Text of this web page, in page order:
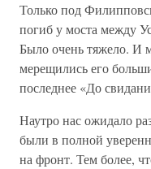
Только под
погиб у моста между
Было очень тяжело. И
мерещились его
последнее «До
Наутро нас ожидало
были в полной
на фронт. Тем более,